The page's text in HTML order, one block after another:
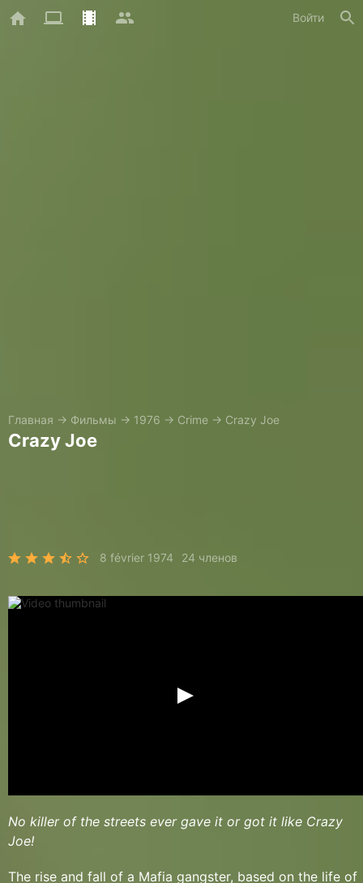
Войти
Главная → Фильмы → 1976 → Crime → Crazy Joe
Crazy Joe
8 février 1974 24 членов
No killer of the streets ever gave it or got it like Crazy
Joe!
The rise and fall of a Mafia gangster, based on the life of